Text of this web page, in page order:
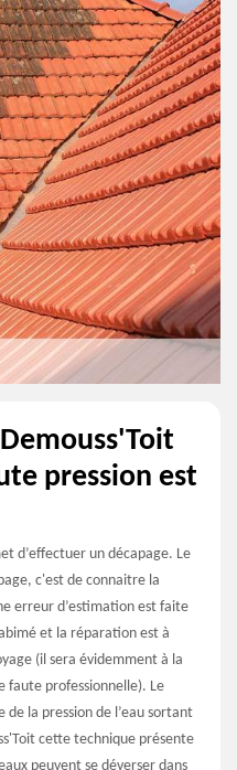
pression est
d’effectuer un décapage. Le
c'est de connaitre la
erreur d’estimation est faite
et la réparation est à
(il sera évidemment à la
faute professionnelle). Le
de la pression de l’eau sortant
cette technique présente
peuvent se déverser dans